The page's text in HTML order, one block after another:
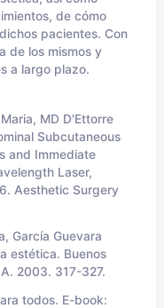
de cómo
pacientes. Con
de los mismos y
a largo plazo.
MD D'Ettorre
Subcutaneous
and Immediate
Laser,
Aesthetic Surgery
García Guevara
estética. Buenos
2003. 317-327.
todos. E-book: